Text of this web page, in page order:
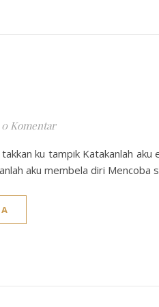
0 Komentar
ku tampik Katakanlah
aku membela diri Mencoba